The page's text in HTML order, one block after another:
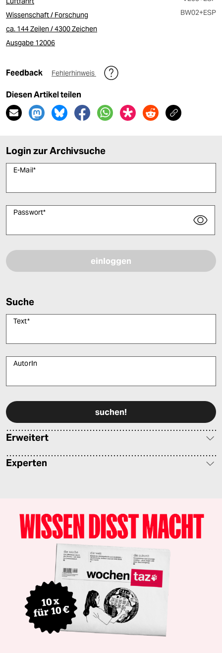
Wissenschaft / Forschung
BW02+ESP
ca. 144 Zeilen / 4300 Zeichen
Ausgabe 12006
Feedback Fehlerhinweis
Diesen Artikel teilen
Login zur Archivsuche
E-Mail*
Passwort*
Suche
Text*
AutorIn
Erweitert
Experten